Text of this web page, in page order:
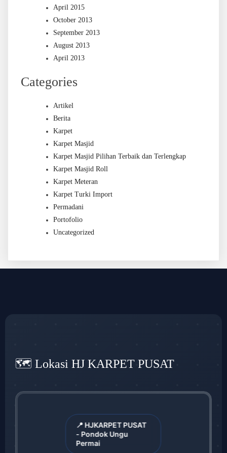
April 2015
October 2013
September 2013
August 2013
April 2013
Categories
Artikel
Berita
Karpet
Karpet Masjid
Karpet Masjid Pilihan Terbaik dan Terlengkap
Karpet Masjid Roll
Karpet Meteran
Karpet Turki Import
Permadani
Portofolio
Uncategorized
🗺️ Lokasi HJ KARPET PUSAT
📍 HJKARPET PUSAT
- Pondok Ungu
Permai